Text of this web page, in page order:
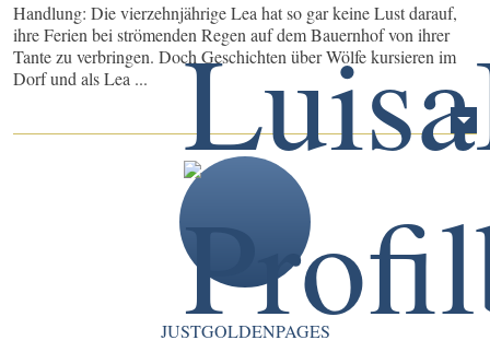
Handlung: Die vierzehnjährige Lea hat so gar keine Lust darauf,
ihre Ferien bei strömenden Regen auf dem Bauernhof von ihrer
Tante zu verbringen. Doch Geschichten über Wölfe kursieren im
Dorf und als Lea ...
JUSTGOLDENPAGES